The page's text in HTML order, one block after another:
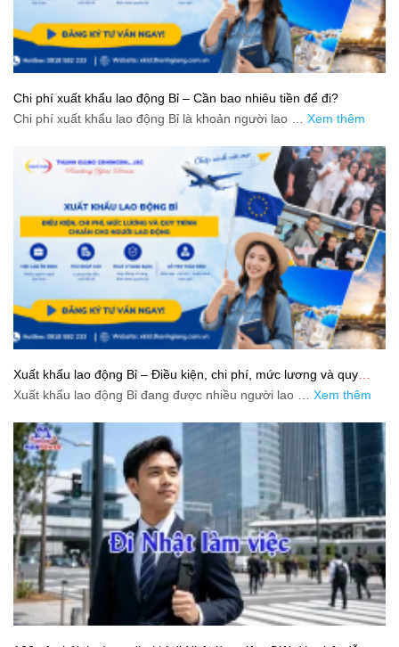
Chi phí xuất khẩu lao động Bỉ – Cần bao nhiêu tiền để đi?
Chi phí xuất khẩu lao động Bỉ là khoản người lao … Xem thêm
Xuất khẩu lao động Bỉ – Điều kiện, chi phí, mức lương và quy
trình chuẩn cho người lao động
Xuất khẩu lao động Bỉ đang được nhiều người lao … Xem thêm